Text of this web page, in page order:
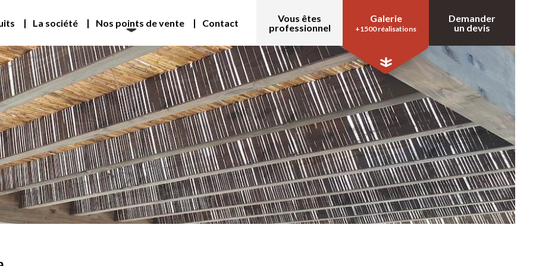
La société Nos points de vente Contact
Vous êtes
professionnel
Galerie
+1500 réalisations
Demander
un devis